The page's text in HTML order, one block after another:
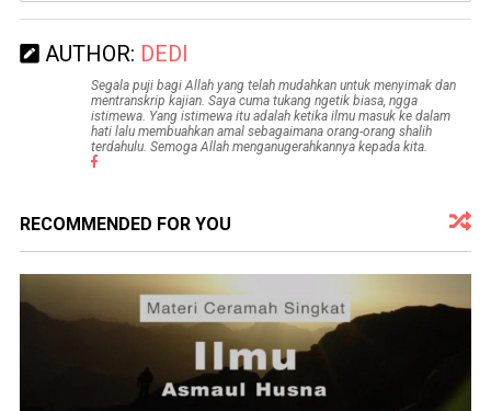
AUTHOR: DEDI
Segala puji bagi Allah yang telah mudahkan untuk menyimak dan
mentranskrip kajian. Saya cuma tukang ngetik biasa, ngga
istimewa. Yang istimewa itu adalah ketika ilmu masuk ke dalam
hati lalu membuahkan amal sebagaimana orang-orang shalih
terdahulu. Semoga Allah menganugerahkannya kepada kita.
RECOMMENDED FOR YOU